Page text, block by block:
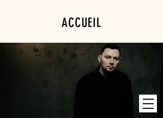
ACCUEIL
PROGRAMMATION
PRIVATISATION